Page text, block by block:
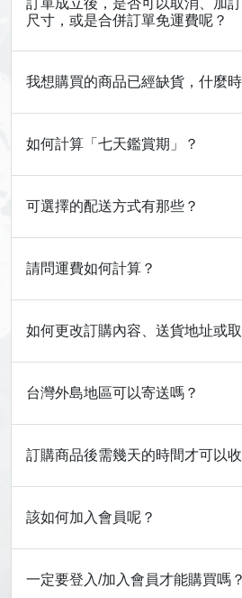
尺寸，或是合併訂單免運費呢？
我想購買的商品已經缺貨，什麼
如何計算「七天鑑賞期」？
可選擇的配送方式有那些？
請問運費如何計算？
如何更改訂購內容、送貨地址或
台灣外島地區可以寄送嗎？
訂購商品後需幾天的時間才可以
該如何加入會員呢？
一定要登入/加入會員才能購買嗎？